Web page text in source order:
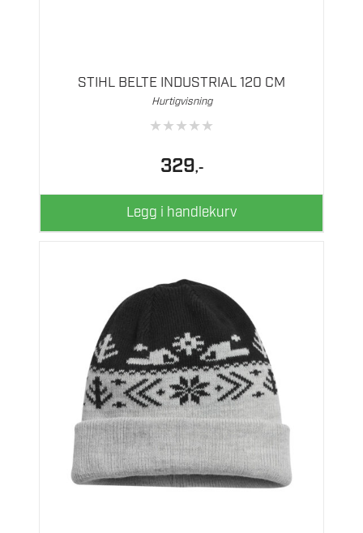
STIHL BELTE INDUSTRIAL 120 CM
Hurtigvisning
★★★★★
329,-
Legg i handlekurv